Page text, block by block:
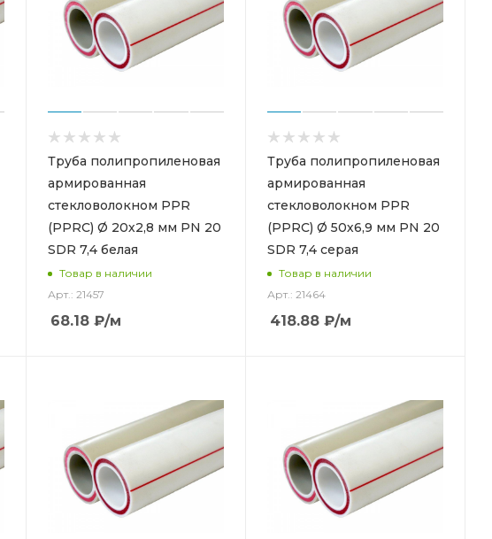
Труба полипропиленовая
армированная
стекловолокном PPR
(PPRC) Ø 20х2,8 мм PN 20
SDR 7,4 белая
Товар в наличии
Арт.: 21457
68.18₽/м
Труба полипропиленовая
армированная
стекловолокном PPR
(PPRC) Ø 50х6,9 мм PN 20
SDR 7,4 серая
Товар в наличии
Арт.: 21464
418.88₽/м